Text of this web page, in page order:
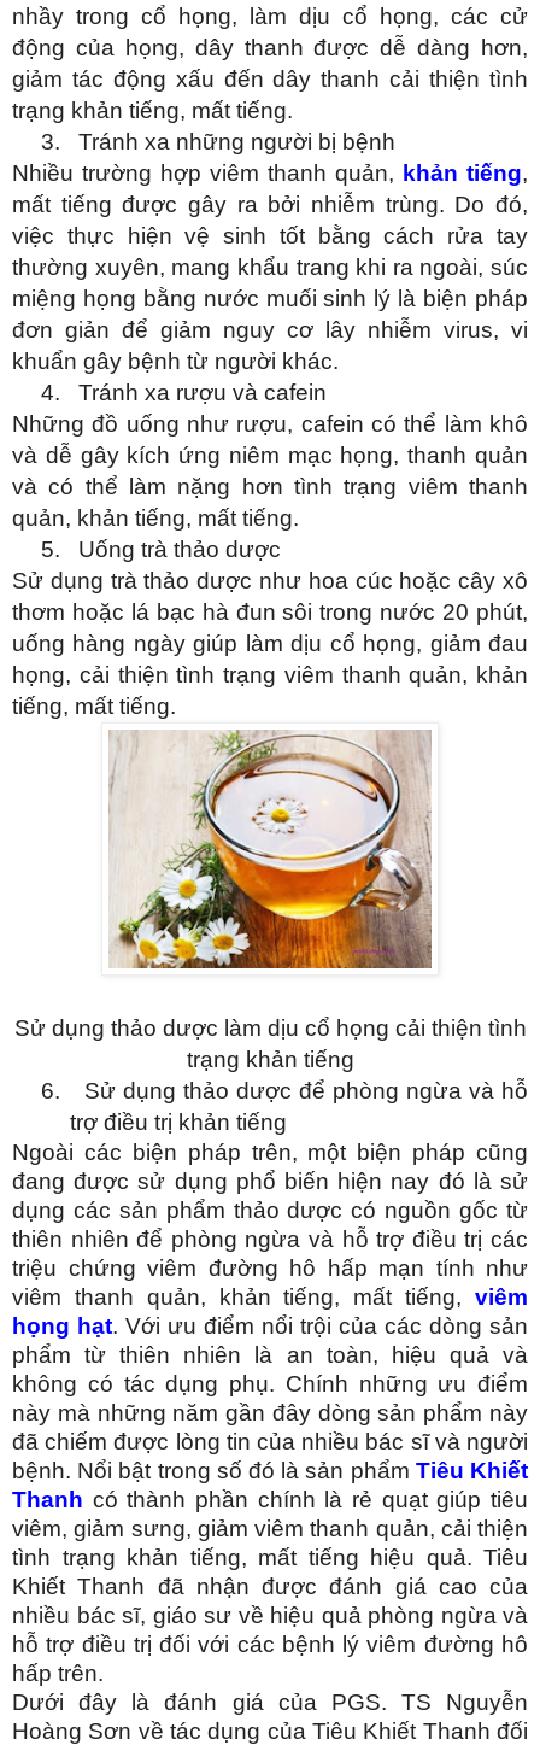
nhầy trong cổ họng, làm dịu cổ họng, các cử
động của họng, dây thanh được dễ dàng hơn,
giảm tác động xấu đến dây thanh cải thiện tình
trạng khản tiếng, mất tiếng.
3.
Tránh xa những người bị bệnh
Nhiều trường hợp viêm thanh quản, khản tiếng,
mất tiếng được gây ra bởi nhiễm trùng. Do đó,
việc thực hiện vệ sinh tốt bằng cách rửa tay
thường xuyên, mang khẩu trang khi ra ngoài, súc
miệng họng bằng nước muối sinh lý là biện pháp
đơn giản để giảm nguy cơ lây nhiễm virus, vi
khuẩn gây bệnh từ người khác.
4.
Tránh xa rượu và cafein
Những đồ uống như rượu, cafein có thể làm khô
và dễ gây kích ứng niêm mạc họng, thanh quản
và có thể làm nặng hơn tình trạng viêm thanh
quản, khản tiếng, mất tiếng.
5.
Uống trà thảo dược
Sử dụng trà thảo dược như hoa cúc hoặc cây xô
thơm hoặc lá bạc hà đun sôi trong nước 20 phút,
uống hàng ngày giúp làm dịu cổ họng, giảm đau
họng, cải thiện tình trạng viêm thanh quản, khản
tiếng, mất tiếng.
Sử dụng thảo dược làm dịu cổ họng cải thiện tình
trạng khản tiếng
6.
Sử dụng thảo dược để phòng ngừa và hỗ
trợ điều trị khản tiếng
Ngoài các biện pháp trên, một biện pháp cũng
đang được sử dụng phổ biến hiện nay đó là sử
dụng các sản phẩm thảo dược có nguồn gốc từ
thiên nhiên để phòng ngừa và hỗ trợ điều trị các
triệu chứng viêm đường hô hấp mạn tính như
viêm thanh quản, khản tiếng, mất tiếng, viêm
họng hạt. Với ưu điểm nổi trội của các dòng sản
phẩm từ thiên nhiên là an toàn, hiệu quả và
không có tác dụng phụ. Chính những ưu điểm
này mà những năm gần đây dòng sản phẩm này
đã chiếm được lòng tin của nhiều bác sĩ và người
bệnh. Nổi bật trong số đó là sản phẩm Tiêu Khiết
Thanh có thành phần chính là rẻ quạt giúp tiêu
viêm, giảm sưng, giảm viêm thanh quản, cải thiện
tình trạng khản tiếng, mất tiếng hiệu quả. Tiêu
Khiết Thanh đã nhận được đánh giá cao của
nhiều bác sĩ, giáo sư về hiệu quả phòng ngừa và
hỗ trợ điều trị đối với các bệnh lý viêm đường hô
hấp trên.
Dưới đây là đánh giá của PGS. TS Nguyễn
Hoàng Sơn về tác dụng của Tiêu Khiết Thanh đối